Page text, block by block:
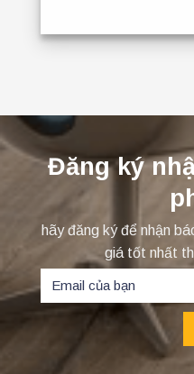
Đăng ký
hãy đăng ký để nhận
giá tốt nhất